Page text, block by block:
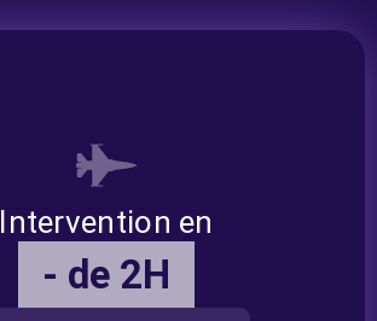
Intervention en
- de 2H